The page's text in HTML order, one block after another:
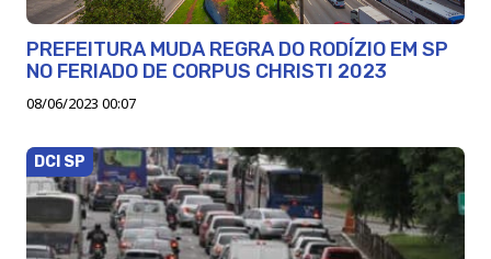
PREFEITURA MUDA REGRA DO RODÍZIO EM SP
NO FERIADO DE CORPUS CHRISTI 2023
08/06/2023 00:07
DCI SP